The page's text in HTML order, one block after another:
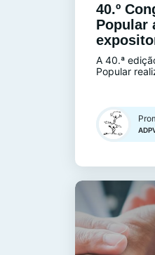
40.º
Popular
A 40.ª
Popular